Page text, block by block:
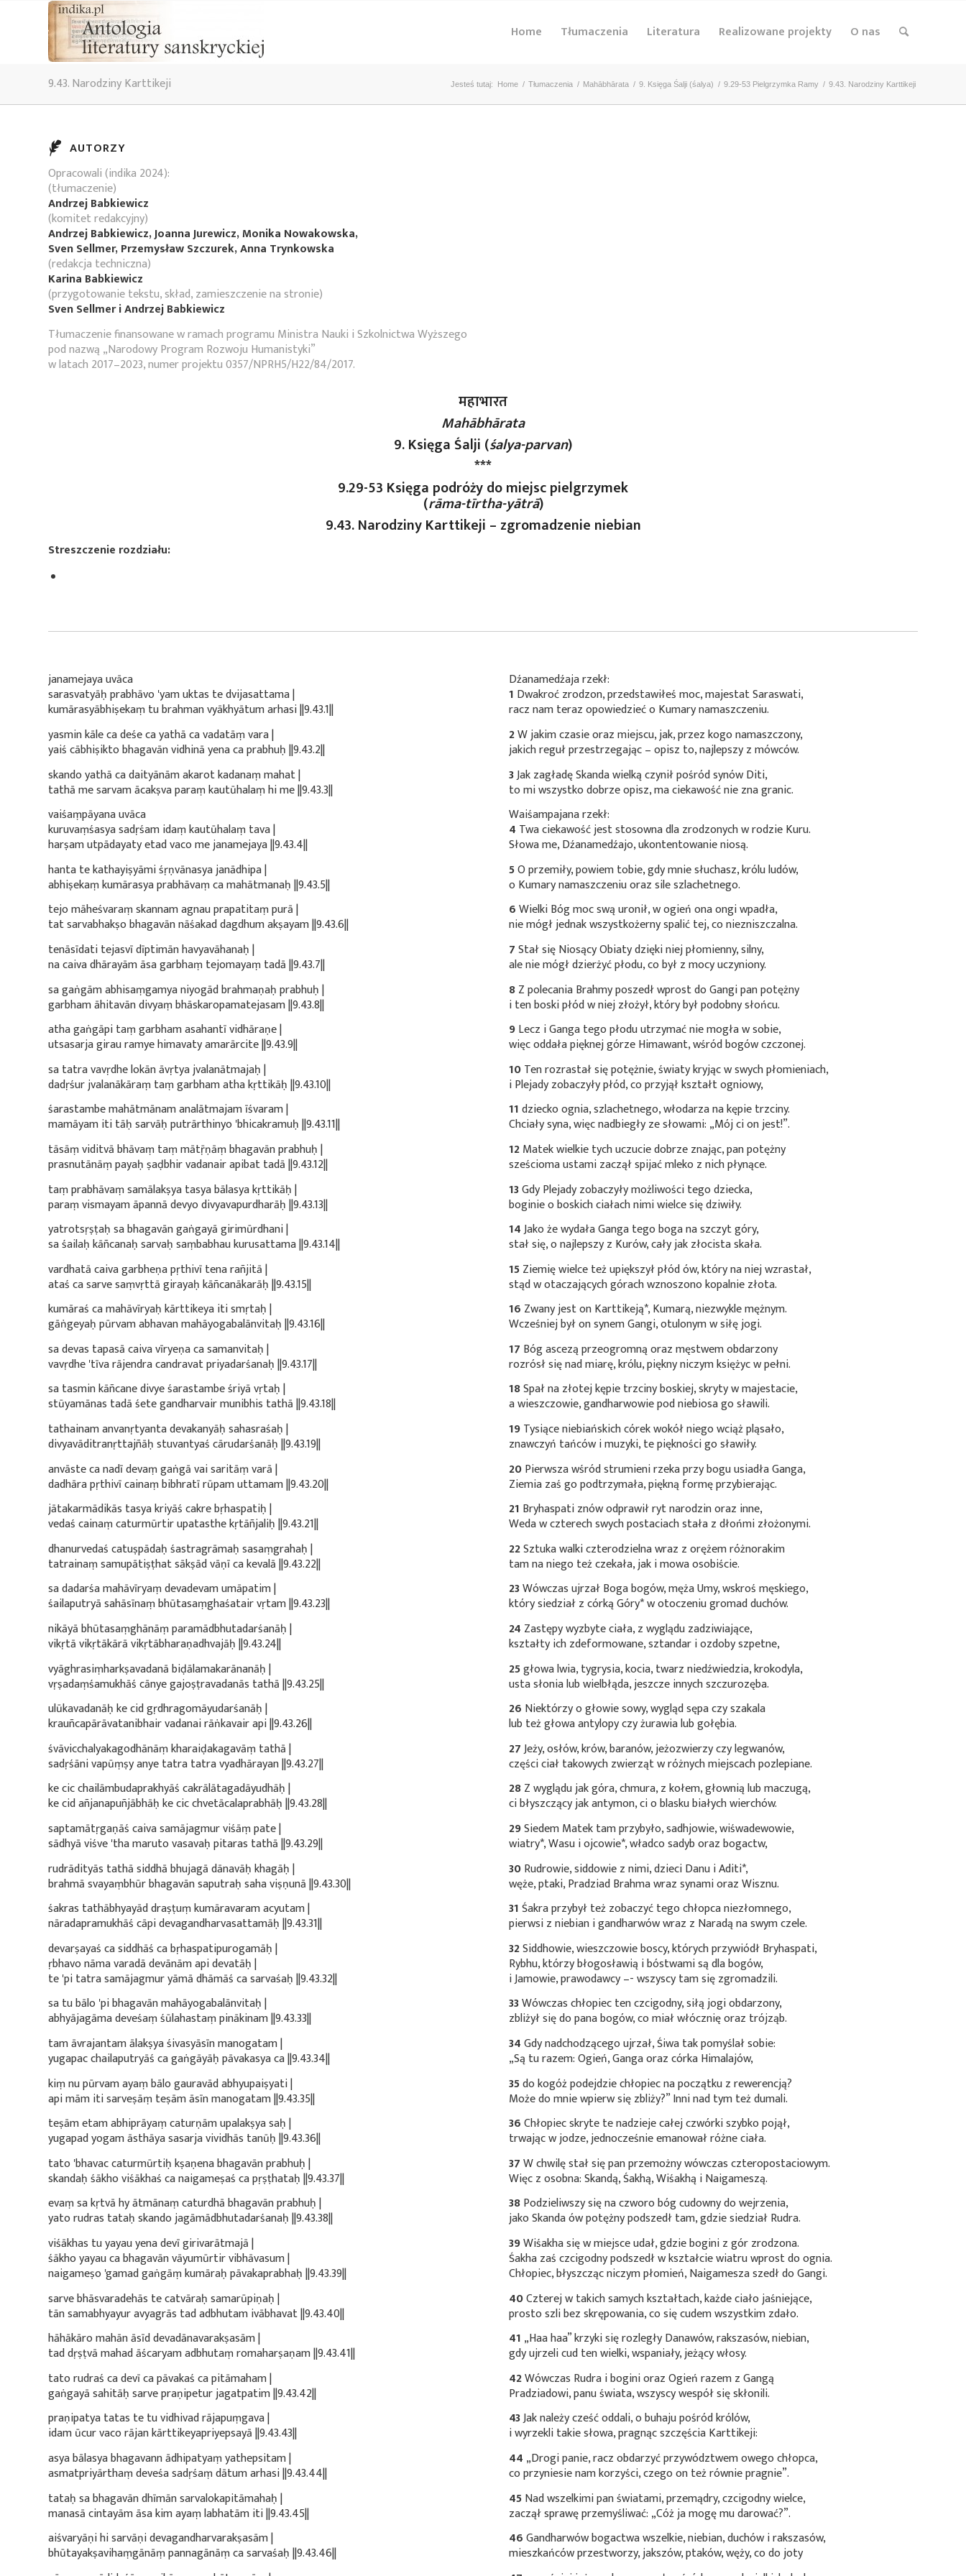
Home Tłumaczenia Literatura Realizowane projekty O nas
9.43. Narodziny Karttikeji Jesteś tutaj: Home / Tłumaczenia / Mahābhārata / 9. Księga Śalji (śalya) / 9.29-53 Pielgrzymka Ramy / 9.43. Narodziny Karttikeji
AUTORZY
Opracowali (indika 2024):
(tłumaczenie)
Andrzej Babkiewicz
(komitet redakcyjny)
Andrzej Babkiewicz, Joanna Jurewicz, Monika Nowakowska,
Sven Sellmer, Przemysław Szczurek, Anna Trynkowska
(redakcja techniczna)
Karina Babkiewicz
(przygotowanie tekstu, skład, zamieszczenie na stronie)
Sven Sellmer i Andrzej Babkiewicz
Tłumaczenie finansowane w ramach programu Ministra Nauki i Szkolnictwa Wyższego
pod nazwą „Narodowy Program Rozwoju Humanistyki”
w latach 2017–2023, numer projektu 0357/NPRH5/H22/84/2017.
महाभारत
Mahābhārata
9. Księga Śalji (śalya-parvan)
***
9.29-53 Księga podróży do miejsc pielgrzymek
(rāma-tīrtha-yātrā)
9.43. Narodziny Karttikeji – zgromadzenie niebian
Streszczenie rozdziału:
janamejaya uvāca
sarasvatyāḥ prabhāvo 'yam uktas te dvijasattama |
kumārasyābhiṣekaṃ tu brahman vyākhyātum arhasi ||9.43.1||
yasmin kāle ca deśe ca yathā ca vadatāṃ vara |
yaiś cābhiṣikto bhagavān vidhinā yena ca prabhuḥ ||9.43.2||
skando yathā ca daityānām akarot kadanaṃ mahat |
tathā me sarvam ācakṣva paraṃ kautūhalaṃ hi me ||9.43.3||
vaiśaṃpāyana uvāca
kuruvaṃśasya sadṛśam idaṃ kautūhalaṃ tava |
harṣam utpādayaty etad vaco me janamejaya ||9.43.4||
hanta te kathayiṣyāmi śṛṇvānasya janādhipa |
abhiṣekaṃ kumārasya prabhāvaṃ ca mahātmanaḥ ||9.43.5||
tejo māheśvaraṃ skannam agnau prapatitaṃ purā |
tat sarvabhakṣo bhagavān nāśakad dagdhum akṣayam ||9.43.6||
tenāsīdati tejasvī dīptimān havyavāhanaḥ |
na caiva dhārayām āsa garbhaṃ tejomayaṃ tadā ||9.43.7||
sa gaṅgām abhisaṃgamya niyogād brahmaṇaḥ prabhuḥ |
garbham āhitavān divyaṃ bhāskaropamatejasam ||9.43.8||
atha gaṅgāpi taṃ garbham asahantī vidhāraṇe |
utsasarja girau ramye himavaty amarārcite ||9.43.9||
sa tatra vavṛdhe lokān āvṛtya jvalanātmajaḥ |
dadṛśur jvalanākāraṃ taṃ garbham atha kṛttikāḥ ||9.43.10||
śarastambe mahātmānam analātmajam īśvaram |
mamāyam iti tāḥ sarvāḥ putrārthinyo 'bhicakramuḥ ||9.43.11||
tāsāṃ viditvā bhāvaṃ taṃ mātṝṇāṃ bhagavān prabhuḥ |
prasnutānāṃ payaḥ ṣaḍbhir vadanair apibat tadā ||9.43.12||
taṃ prabhāvaṃ samālakṣya tasya bālasya kṛttikāḥ |
paraṃ vismayam āpannā devyo divyavapurdharāḥ ||9.43.13||
yatrotsṛṣṭaḥ sa bhagavān gaṅgayā girimūrdhani |
sa śailaḥ kāñcanaḥ sarvaḥ saṃbabhau kurusattama ||9.43.14||
vardhatā caiva garbheṇa pṛthivī tena rañjitā |
ataś ca sarve saṃvṛttā girayaḥ kāñcanākarāḥ ||9.43.15||
kumāraś ca mahāvīryaḥ kārttikeya iti smṛtaḥ |
gāṅgeyaḥ pūrvam abhavan mahāyogabalānvitaḥ ||9.43.16||
sa devas tapasā caiva vīryeṇa ca samanvitaḥ |
vavṛdhe 'tīva rājendra candravat priyadarśanaḥ ||9.43.17||
sa tasmin kāñcane divye śarastambe śriyā vṛtaḥ |
stūyamānas tadā śete gandharvair munibhis tathā ||9.43.18||
tathainam anvanṛtyanta devakanyāḥ sahasraśaḥ |
divyavāditranṛttajñāḥ stuvantyaś cārudarśanāḥ ||9.43.19||
anvāste ca nadī devaṃ gaṅgā vai saritāṃ varā |
dadhāra pṛthivī cainaṃ bibhratī rūpam uttamam ||9.43.20||
jātakarmādikās tasya kriyāś cakre bṛhaspatiḥ |
vedaś cainaṃ caturmūrtir upatasthe kṛtāñjaliḥ ||9.43.21||
dhanurvedaś catuṣpādaḥ śastragrāmaḥ sasaṃgrahaḥ |
tatrainaṃ samupātiṣṭhat sākṣād vāṇī ca kevalā ||9.43.22||
sa dadarśa mahāvīryaṃ devadevam umāpatim |
śailaputryā sahāsīnaṃ bhūtasaṃghaśatair vṛtam ||9.43.23||
nikāyā bhūtasaṃghānāṃ paramādbhutadarśanāḥ |
vikṛtā vikṛtākārā vikṛtābharaṇadhvajāḥ ||9.43.24||
vyāghrasiṃharkṣavadanā biḍālamakarānanāḥ |
vṛṣadaṃśamukhāś cānye gajoṣṭravadanās tathā ||9.43.25||
ulūkavadanāḥ ke cid gṛdhragomāyudarśanāḥ |
krauñcapārāvatanibhair vadanai rāṅkavair api ||9.43.26||
śvāvicchalyakagodhānāṃ kharaiḍakagavāṃ tathā |
sadṛśāni vapūṃṣy anye tatra tatra vyadhārayan ||9.43.27||
ke cic chailāmbudaprakhyāś cakrālātagadāyudhāḥ |
ke cid añjanapuñjābhāḥ ke cic chvetācalaprabhāḥ ||9.43.28||
saptamātṛgaṇāś caiva samājagmur viśāṃ pate |
sādhyā viśve 'tha maruto vasavaḥ pitaras tathā ||9.43.29||
rudrādityās tathā siddhā bhujagā dānavāḥ khagāḥ |
brahmā svayaṃbhūr bhagavān saputraḥ saha viṣṇunā ||9.43.30||
śakras tathābhyayād draṣṭuṃ kumāravaram acyutam |
nāradapramukhāś cāpi devagandharvasattamāḥ ||9.43.31||
devarṣayaś ca siddhāś ca bṛhaspatipurogamāḥ |
ṛbhavo nāma varadā devānām api devatāḥ |
te 'pi tatra samājagmur yāmā dhāmāś ca sarvaśaḥ ||9.43.32||
sa tu bālo 'pi bhagavān mahāyogabalānvitaḥ |
abhyājagāma deveśaṃ śūlahastaṃ pinākinam ||9.43.33||
tam āvrajantam ālakṣya śivasyāsīn manogatam |
yugapac chailaputryāś ca gaṅgāyāḥ pāvakasya ca ||9.43.34||
kiṃ nu pūrvam ayaṃ bālo gauravād abhyupaiṣyati |
api mām iti sarveṣāṃ teṣām āsīn manogatam ||9.43.35||
teṣām etam abhiprāyaṃ caturṇām upalakṣya saḥ |
yugapad yogam āsthāya sasarja vividhās tanūḥ ||9.43.36||
tato 'bhavac caturmūrtiḥ kṣaṇena bhagavān prabhuḥ |
skandaḥ śākho viśākhaś ca naigameṣaś ca pṛṣṭhataḥ ||9.43.37||
evaṃ sa kṛtvā hy ātmānaṃ caturdhā bhagavān prabhuḥ |
yato rudras tataḥ skando jagāmādbhutadarśanaḥ ||9.43.38||
viśākhas tu yayau yena devī girivarātmajā |
śākho yayau ca bhagavān vāyumūrtir vibhāvasum |
naigameṣo 'gamad gaṅgāṃ kumāraḥ pāvakaprabhaḥ ||9.43.39||
sarve bhāsvaradehās te catvāraḥ samarūpiṇaḥ |
tān samabhyayur avyagrās tad adbhutam ivābhavat ||9.43.40||
hāhākāro mahān āsīd devadānavarakṣasām |
tad dṛṣṭvā mahad āścaryam adbhutaṃ romaharṣaṇam ||9.43.41||
tato rudraś ca devī ca pāvakaś ca pitāmaham |
gaṅgayā sahitāḥ sarve praṇipetur jagatpatim ||9.43.42||
praṇipatya tatas te tu vidhivad rājapuṃgava |
idam ūcur vaco rājan kārttikeyapriyepsayā ||9.43.43||
asya bālasya bhagavann ādhipatyaṃ yathepsitam |
asmatpriyārthaṃ deveśa sadṛśaṃ dātum arhasi ||9.43.44||
tataḥ sa bhagavān dhīmān sarvalokapitāmahaḥ |
manasā cintayām āsa kim ayaṃ labhatām iti ||9.43.45||
aiśvaryāṇi hi sarvāṇi devagandharvarakṣasām |
bhūtayakṣavihaṃgānāṃ pannagānāṃ ca sarvaśaḥ ||9.43.46||
Dźanamedźaja rzekł:
1 Dwakroć zrodzon, przedstawiłeś moc, majestat Saraswati,
racz nam teraz opowiedzieć o Kumary namaszczeniu.
2W jakim czasie oraz miejscu, jak, przez kogo namaszczony,
jakich reguł przestrzegając – opisz to, najlepszy z mówców.
3Jak zagładę Skanda wielką czynił pośród synów Diti,
to mi wszystko dobrze opisz, ma ciekawość nie zna granic.
Waiśampajana rzekł:
4 Twa ciekawość jest stosowna dla zrodzonych w rodzie Kuru.
Słowa me, Dźanamedźajo, ukontentowanie niosą.
5O przemiły, powiem tobie, gdy mnie słuchasz, królu ludów,
o Kumary namaszczeniu oraz sile szlachetnego.
6Wielki Bóg moc swą uronił, w ogień ona ongi wpadła,
nie mógł jednak wszystkożerny spalić tej, co niezniszczalna.
7Stał się Niosący Obiaty dzięki niej płomienny, silny,
ale nie mógł dzierżyć płodu, co był z mocy uczyniony.
8Z polecania Brahmy poszedł wprost do Gangi pan potężny
i ten boski płód w niej złożył, który był podobny słońcu.
9Lecz i Ganga tego płodu utrzymać nie mogła w sobie,
więc oddała pięknej górze Himawant, wśród bogów czczonej.
10Ten rozrastał się potężnie, światy kryjąc w swych płomieniach,
i Plejady zobaczyły płód, co przyjął kształt ogniowy,
11dziecko ognia, szlachetnego, włodarza na kępie trzciny.
Chciały syna, więc nadbiegły ze słowami: „Mój ci on jest!”.
12Matek wielkie tych uczucie dobrze znając, pan potężny
sześcioma ustami zaczął spijać mleko z nich płynące.
13Gdy Plejady zobaczyły możliwości tego dziecka,
boginie o boskich ciałach nimi wielce się dziwiły.
14Jako że wydała Ganga tego boga na szczyt góry,
stał się, o najlepszy z Kurów, cały jak złocista skała.
15Ziemię wielce też upiększył płód ów, który na niej wzrastał,
stąd w otaczających górach wznoszono kopalnie złota.
16 Zwany jest onKarttikeją*, Kumarą, niezwykle mężnym.
Wcześniej był on synem Gangi, otulonym w siłę jogi.
17 Bóg ascezą przeogromną oraz męstwem obdarzony
rozrósł się nad miarę, królu, piękny niczym księżyc w pełni.
18Spał na złotej kępie trzciny boskiej, skryty w majestacie,
a wieszczowie, gandharwowie pod niebiosa go sławili.
19Tysiące niebiańskich córek wokół niego wciąż pląsało,
znawczyń tańców i muzyki, te piękności go sławiły.
20Pierwsza wśród strumieni rzeka przy bogu usiadła Ganga,
Ziemia zaś go podtrzymała, piękną formę przybierając.
21 Bryhaspati znów odprawił ryt narodzin oraz inne,
Weda w czterech swych postaciach stała z dłońmi złożonymi.
22Sztuka walki czterodzielna wraz z orężem różnorakim
tam na niego też czekała, jak i mowa osobiście.
23Wówczas ujrzał Boga bogów, męża Umy, wskroś męskiego,
który siedział z córkąGóry*w otoczeniu gromad duchów.
24 Zastępy wyzbyte ciała, z wyglądu zadziwiające,
kształty ich zdeformowane, sztandar i ozdoby szpetne,
25głowa lwia, tygrysia, kocia, twarz niedźwiedzia, krokodyla,
usta słonia lub wielbłąda, jeszcze innych szczurozęba.
26 Niektórzy o głowie sowy, wygląd sępa czy szakala
lub też głowa antylopy czy żurawia lub gołębia.
27Jeży, osłów, krów, baranów, jeżozwierzy czy legwanów,
części ciał takowych zwierząt w różnych miejscach pozlepiane.
28Z wyglądu jak góra, chmura, z kołem, głownią lub maczugą,
ci błyszczący jak antymon, ci o blasku białych wierchów.
29Siedem Matek tam przybyło, sadhjowie, wiśwadewowie,
wiatry*, Wasu iojcowie*, władco sadyb oraz bogactw,
30Rudrowie, siddowie z nimi, dzieci Danu iAditi*,
węże, ptaki, Pradziad Brahma wraz synami oraz Wisznu.
31Śakra przybył też zobaczyć tego chłopca niezłomnego,
pierwsi z niebian i gandharwów wraz z Naradą na swym czele.
32Siddhowie, wieszczowie boscy, których przywiódł Bryhaspati,
Rybhu, którzy błogosławią i bóstwami są dla bogów,
i Jamowie, prawodawcy –- wszyscy tam się zgromadzili.
33Wówczas chłopiec ten czcigodny, siłą jogi obdarzony,
zbliżył się do pana bogów, co miał włócznię oraz trójząb.
34Gdy nadchodzącego ujrzał, Śiwa tak pomyślał sobie:
„Są tu razem: Ogień, Ganga oraz córka Himalajów,
35do kogóż podejdzie chłopiec na początku z rewerencją?
Może do mnie wpierw się zbliży?” Inni nad tym też dumali.
36Chłopiec skryte te nadzieje całej czwórki szybko pojął,
trwając w jodze, jednocześnie emanował różne ciała.
37W chwilę stał się pan przemożny wówczas czteropostaciowym.
Więc z osobna: Skandą, Śakhą, Wiśakhą i Naigameszą.
38Podzieliwszy się na czworo bóg cudowny do wejrzenia,
jako Skanda ów potężny podszedł tam, gdzie siedział Rudra.
39Wiśakha się w miejsce udał, gdzie bogini z gór zrodzona.
Śakha zaś czcigodny podszedł w kształcie wiatru wprost do ognia.
Chłopiec, błyszcząc niczym płomień, Naigamesza szedł do Gangi.
40Czterej w takich samych kształtach, każde ciało jaśniejące,
prosto szli bez skrępowania, co się cudem wszystkim zdało.
41 „Haa haa” krzyki się rozległy Danawów, rakszasów, niebian,
gdy ujrzeli cud ten wielki, wspaniały, jeżący włosy.
42Wówczas Rudra i bogini oraz Ogień razem z Gangą
Pradziadowi, panu świata, wszyscy wespół się skłonili.
43Jak należy cześć oddali, o buhaju pośród królów,
i wyrzekli takie słowa, pragnąc szczęścia Karttikeji:
44 „Drogi panie, racz obdarzyć przywództwem owego chłopca,
co przyniesie nam korzyści, czego on też równie pragnie”.
45Nad wszelkimi pan światami, przemądry, czcigodny wielce,
zaczął sprawę przemyśliwać: „Cóż ja mogę mu darować?”.
46Gandharwów bogactwa wszelkie, niebian, duchów i rakszasów,
mieszkańców przestworzy, jakszów, ptaków, węży, co do joty